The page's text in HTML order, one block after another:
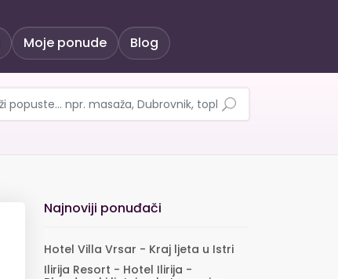
Moje ponude Blog
Najnoviji ponuđači
Hotel Villa Vrsar - Kraj ljeta u Istri
Ilirija Resort - Hotel Ilirija -